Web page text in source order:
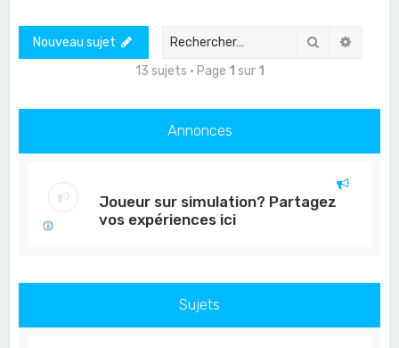
Nouveau sujet Rechercher
13 sujets • Page 1 sur 1
Annonces
Joueur sur simulation? Partagez
vos expériences ici
Sujets